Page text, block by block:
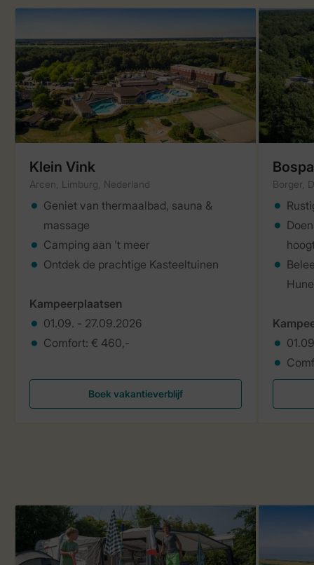
Klein Vink
Arcen, Limburg, Nederland
Geniet van thermaalbad, sauna &
massage
Camping aan 't meer
Ontdek de prachtige Kasteeltuinen
Kampeerplaatsen
01.09. - 27.09.2026
Comfort: € 460,-
Boek vakantieverblijf
Borger,